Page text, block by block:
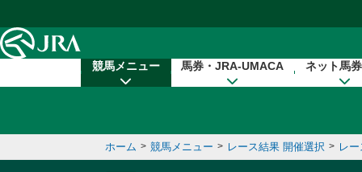
競馬メニュー 馬券・JRA-UMACA ネット馬
ホーム > 競馬メニュー > レース結果 開催選択 > レ